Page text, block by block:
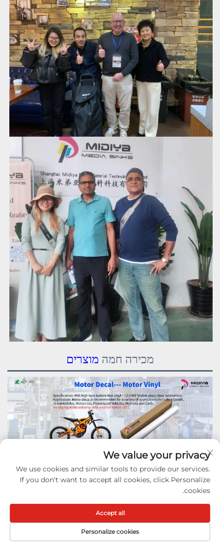
מכירה חמה מוצרים
We value your privacy
We use cookies and similar tools to provide our services.
If you don't want to accept all cookies, click Personalize
cookies.
Personalize cookies
Accept all